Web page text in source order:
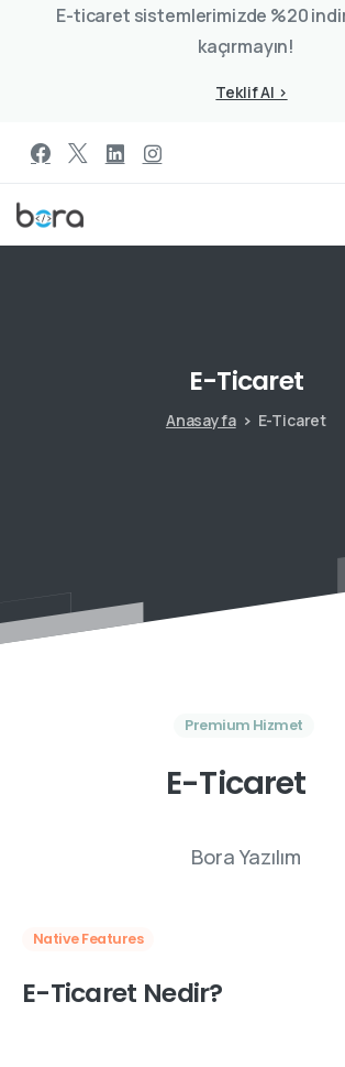
E-ticaret sistemlerimizde %20
kaçırmayın!
Teklif Al >
E-Ticaret
Anasayfa E-Ticaret
Premium Hizmet
E-Ticaret
Bora Yazılım
Native Features
E-Ticaret Nedir?